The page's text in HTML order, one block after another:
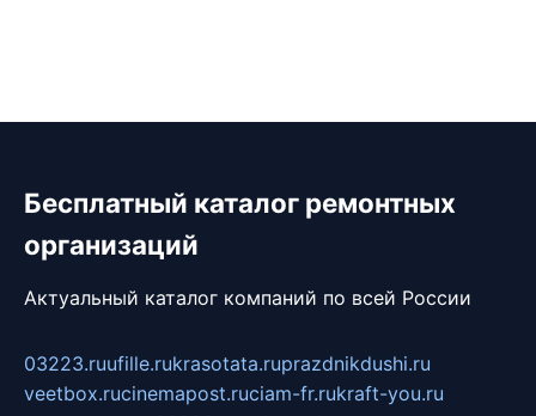
Бесплатный каталог ремонтных
организаций
Актуальный каталог компаний по всей России
03223.ruufille.rukrasotata.ruprazdnikdushi.ru
veetbox.rucinemapost.ruciam-fr.rukraft-you.ru